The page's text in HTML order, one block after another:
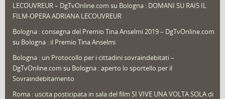
That's Bologna Magazine(25)
Video (archivio) (263)
LECOUVREUR – DgTvOnline.com su Bologna : DOMANI SU RAI5 IL
FILM-OPERA ADRIANA LECOUVREUR
Bologna : consegna del Premio Tina Anselmi 2019 – DgTvOnline.com
su Bologna : il Premio Tina Anselmi
Bologna : un Protocollo per i cittadini sovraindebitati –
DgTvOnline.com su Bologna : aperto lo sportello per il
Sovraindebitamento
Roma : uscita posticipata in sala del film SI VIVE UNA VOLTA SOLA di